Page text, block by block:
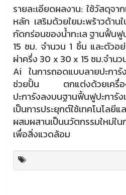
รายละเอียดผลงาน: ใช้วัสดุจ
หลัก เสริมด้วยใยมะพร้าวด้าน
กัดกร่อนของน้ำทะเล ฐานฟื้นฟู
15 ซม. จำนวน 1 ชิ้น และตัวอ
ผ่าครึ่ง 30 x 30 x 15 ซม.จำน
Ai ในการถอดแบบลายปะการั
ช่วยปั้น ตกแต่งด้วยเครื่อง
ปะการังลงบนฐานฟื้นฟูปะการัง
เป็นการประยุกต์ใช้เทคโนโลยี
ผสมผสานเป็นนวัตกรรมใหม่
เพื่อสิ่งแวดล้อม